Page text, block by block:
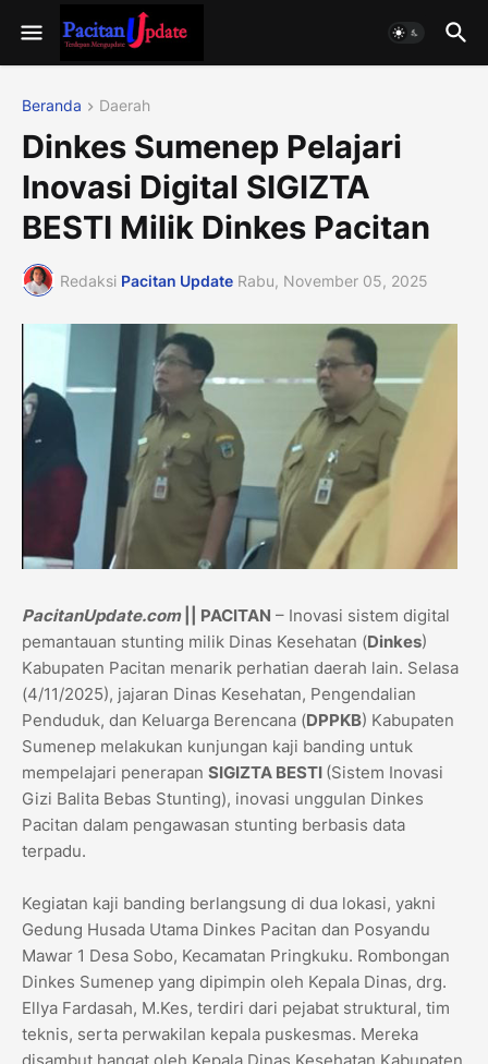
Beranda Daerah
Dinkes Sumenep Pelajari
Inovasi Digital SIGIZTA
BESTI Milik Dinkes Pacitan
Redaksi Pacitan Update Rabu, November 05, 2025
PacitanUpdate.com || PACITAN – Inovasi sistem digital
pemantauan stunting milik Dinas Kesehatan (Dinkes)
Kabupaten Pacitan menarik perhatian daerah lain. Selasa
(4/11/2025), jajaran Dinas Kesehatan, Pengendalian
Penduduk, dan Keluarga Berencana (DPPKB) Kabupaten
Sumenep melakukan kunjungan kaji banding untuk
mempelajari penerapan SIGIZTA BESTI (Sistem Inovasi
Gizi Balita Bebas Stunting), inovasi unggulan Dinkes
Pacitan dalam pengawasan stunting berbasis data
terpadu.
Kegiatan kaji banding berlangsung di dua lokasi, yakni
Gedung Husada Utama Dinkes Pacitan dan Posyandu
Mawar 1 Desa Sobo, Kecamatan Pringkuku. Rombongan
Dinkes Sumenep yang dipimpin oleh Kepala Dinas, drg.
Ellya Fardasah, M.Kes, terdiri dari pejabat struktural, tim
teknis, serta perwakilan kepala puskesmas. Mereka
disambut hangat oleh Kepala Dinas Kesehatan Kabupaten